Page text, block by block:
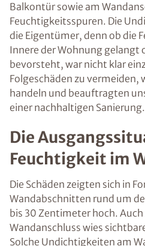
Balkontür sowie am
Feuchtigkeitsspuren. Die
die Eigentümer, denn ob die
Innere der Wohnung gelangt
bevorsteht, war nicht klar
Folgeschäden zu vermeiden,
handeln und beauftragten
einer nachhaltigen Sanierung.
Die
Feuchtigkeit im
Die Schäden zeigten sich in
Wandabschnitten rund um
bis 30 Zentimeter hoch.
Wandanschluss wies
Solche Undichtigkeiten am